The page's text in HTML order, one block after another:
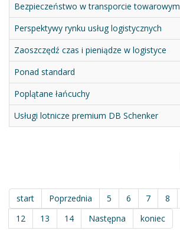
Bezpieczeństwo w transporcie towarowym
Perspektywy rynku usług logistycznych
Zaoszczędź czas i pieniądze w logistyce
Ponad standard
Poplątane łańcuchy
Usługi lotnicze premium DB Schenker
start Poprzednia 5 6 7 8
12
13 14 Następna koniec